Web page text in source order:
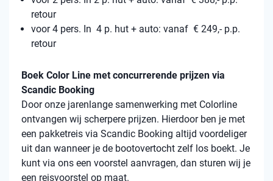
retour
voor 4 pers. In 4 p. hut + auto: vanaf € 249,- p.p.
retour
Boek Color Line met concurrerende prijzen via
Scandic Booking
Door onze jarenlange samenwerking met Colorline
ontvangen wij scherpere prijzen. Hierdoor ben je met
een pakketreis via Scandic Booking altijd voordeliger
uit dan wanneer je de bootovertocht zelf los boekt. Je
kunt via ons een voorstel aanvragen, dan sturen wij je
een reisvoorstel op maat.